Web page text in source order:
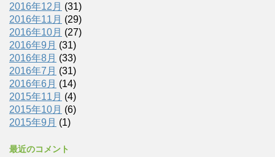
2016年12月 (31)
2016年11月 (29)
2016年10月 (27)
2016年9月 (31)
2016年8月 (33)
2016年7月 (31)
2016年6月 (14)
2015年11月 (4)
2015年10月 (6)
2015年9月 (1)
最近のコメント